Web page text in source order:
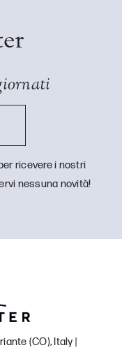
ricevere i nostri
nessuna novità!
(CO), Italy |